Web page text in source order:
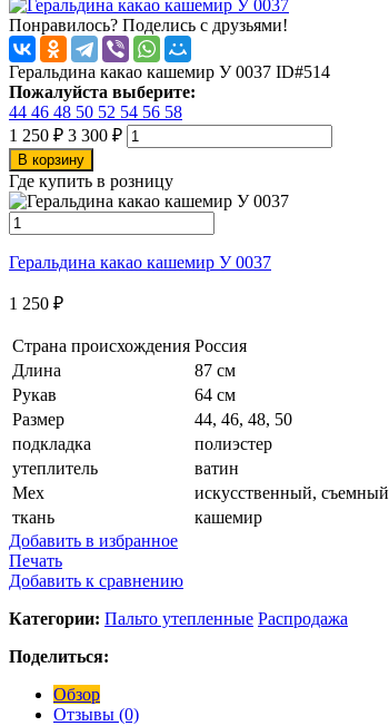
Понравилось? Поделись с друзьями!
Геральдина какао кашемир У 0037 ID#514
Пожалуйста выберите:
44 46 48 50 52 54 56 58
1 250 ₽ 3 300 ₽
В корзину
Где купить в розницу
Геральдина какао кашемир У 0037
1 250 ₽
Страна происхождения Россия
Длина
87 см
Рукав
64 см
Размер
44, 46, 48, 50
подкладка
полиэстер
утеплитель
ватин
Мех
искусственный, съемный
ткань
кашемир
Добавить в избранное
Печать
Добавить к сравнению
Категории: Пальто утепленные Распродажа
Поделиться:
Обзор
Отзывы (0)